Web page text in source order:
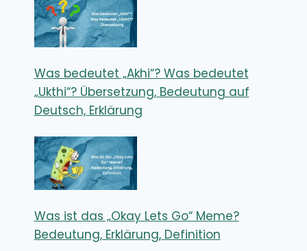
Was bedeutet „Akhi“? Was bedeutet
„Ukthi“? Übersetzung, Bedeutung auf
Deutsch, Erklärung
Was ist das „Okay Lets Go“ Meme?
Bedeutung, Erklärung, Definition